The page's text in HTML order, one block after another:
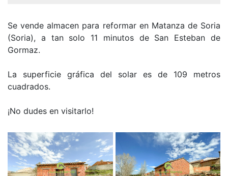
Se vende almacen para reformar en Matanza de Soria
(Soria), a tan solo 11 minutos de San Esteban de
Gormaz.
La superficie gráfica del solar es de 109 metros
cuadrados.
¡No dudes en visitarlo!